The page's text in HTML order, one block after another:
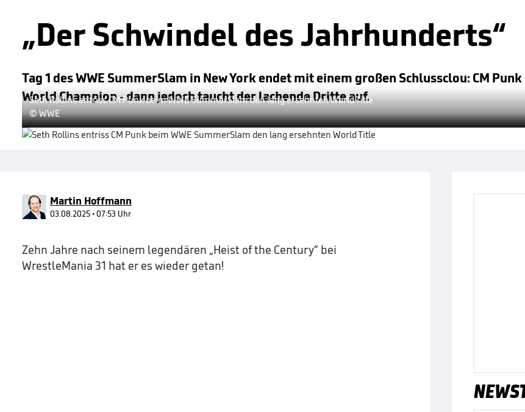
„Der Schwindel des Jahrhunderts“
Tag 1 des WWE SummerSlam in New York endet mit einem großen Schlussclou: CM
World Champion - dann jedoch taucht der lachende Dritte auf.
Seth Rollins entriss CM Punk beim WWE SummerSlam den lang ersehnten World Title
© WWE
Martin Hoffmann
03.08.2025 • 07:53 Uhr
Zehn Jahre nach seinem legendären „Heist of the Century“ bei
WrestleMania 31 hat er es wieder getan!